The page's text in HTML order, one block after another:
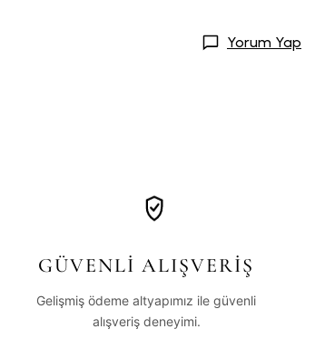
Yorum Yap
GÜVENLİ ALIŞVERİŞ
Gelişmiş ödeme altyapımız ile güvenli
alışveriş deneyimi.